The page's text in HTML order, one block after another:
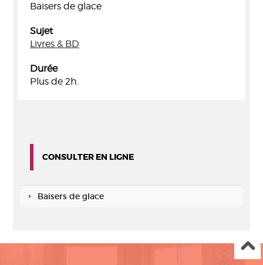
Baisers de glace
Sujet
Livres & BD
Durée
Plus de 2h.
CONSULTER EN LIGNE
Baisers de glace